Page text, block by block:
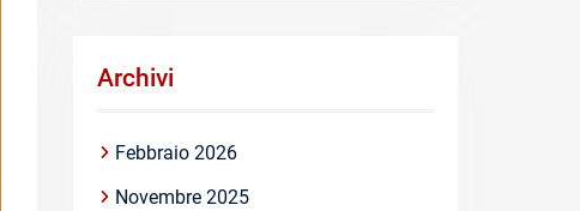
Archivi
Febbraio 2026
Novembre 2025